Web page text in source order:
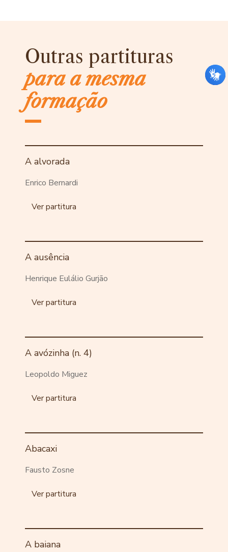
Outras partituras
para a mesma
formação
A alvorada
Enrico Bernardi
Ver partitura
A ausência
Henrique Eulálio Gurjão
Ver partitura
A avózinha (n. 4)
Leopoldo Miguez
Ver partitura
Abacaxi
Fausto Zosne
Ver partitura
A baiana